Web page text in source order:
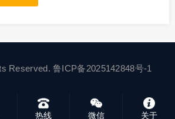
Reserved.鲁ICP备2025142848号-1
热线 微信 关于